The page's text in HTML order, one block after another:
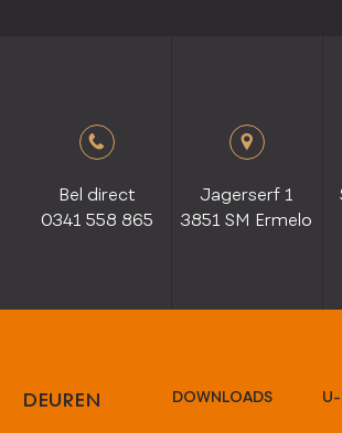
Bel direct
0341 558 865
Jagerserf 1
3851 SM Ermelo
DEUREN DOWNLOADS U-